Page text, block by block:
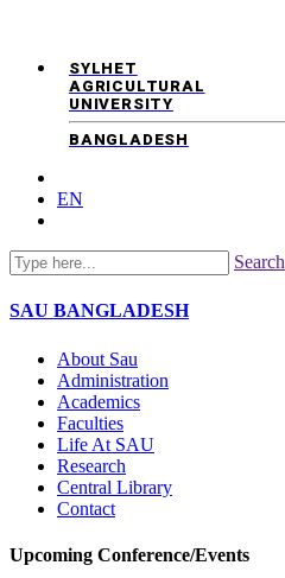
SYLHET
AGRICULTURAL
UNIVERSITY
BANGLADESH
EN
Search
SAU BANGLADESH
About Sau
Administration
Academics
Faculties
Life At SAU
Research
Central Library
Contact
Upcoming Conference/Events